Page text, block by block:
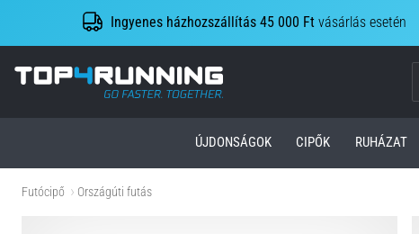
Ingyenes házhozszállítás 45 000 Ft vásárlás esetén
Top4Running.hu
ÚJDONSÁGOK CIPŐK RUHÁZAT
Futócipő Országúti futás